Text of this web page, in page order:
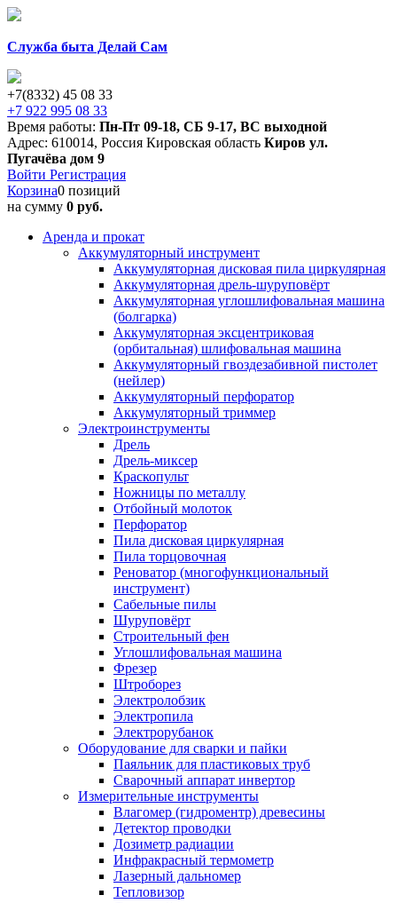
Служба быта Делай Сам
+7(8332) 45 08 33
+7 922 995 08 33
Время работы: Пн-Пт 09-18, СБ 9-17, ВС выходной
Адрес: 610014, Россия Кировская область Киров ул.
Пугачёва дом 9
Войти Регистрация
Корзина0 позиций
на сумму 0 руб.
Аренда и прокат
Аккумуляторный инструмент
Аккумуляторная дисковая пила циркулярная
Аккумуляторная дрель-шуруповёрт
Аккумуляторная углошлифовальная машина
(болгарка)
Аккумуляторная эксцентриковая
(орбитальная) шлифовальная машина
Аккумуляторный гвоздезабивной пистолет
(нейлер)
Аккумуляторный перфоратор
Аккумуляторный триммер
Электроинструменты
Дрель
Дрель-миксер
Краскопульт
Ножницы по металлу
Отбойный молоток
Перфоратор
Пила дисковая циркулярная
Пила торцовочная
Реноватор (многофункциональный
инструмент)
Сабельные пилы
Шуруповёрт
Строительный фен
Углошлифовальная машина
Фрезер
Штроборез
Электролобзик
Электропила
Электрорубанок
Оборудование для сварки и пайки
Паяльник для пластиковых труб
Сварочный аппарат инвертор
Измерительные инструменты
Влагомер (гидроментр) древесины
Детектор проводки
Дозиметр радиации
Инфракрасный термометр
Лазерный дальномер
Тепловизор